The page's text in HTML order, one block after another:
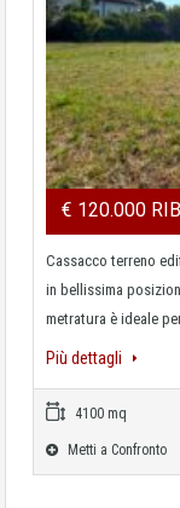
€ 120.000
Cassacco terreno
in bellissima
metratura è ideale
Più dettagli
4100 mq
Metti a Confronto